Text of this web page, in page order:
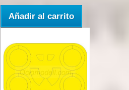
Añadir al carrito